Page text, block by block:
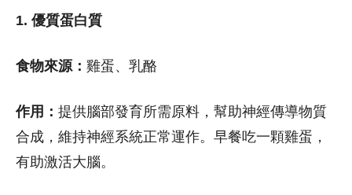
1. 優質蛋白質
食物來源： 雞蛋、乳酪
作用： 提供腦部發育所需原料，幫助神經傳導物質
合成，維持神經系統正常運作。早餐吃一顆雞蛋，
有助激活大腦。